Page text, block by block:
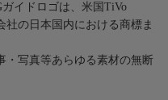
イドロゴは、米国TiVo
社の日本国内における商標ま
・写真等あらゆる素材の無断